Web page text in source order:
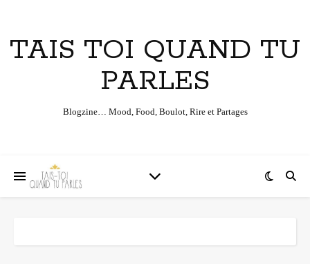
TAIS TOI QUAND TU
PARLES
Blogzine… Mood, Food, Boulot, Rire et Partages